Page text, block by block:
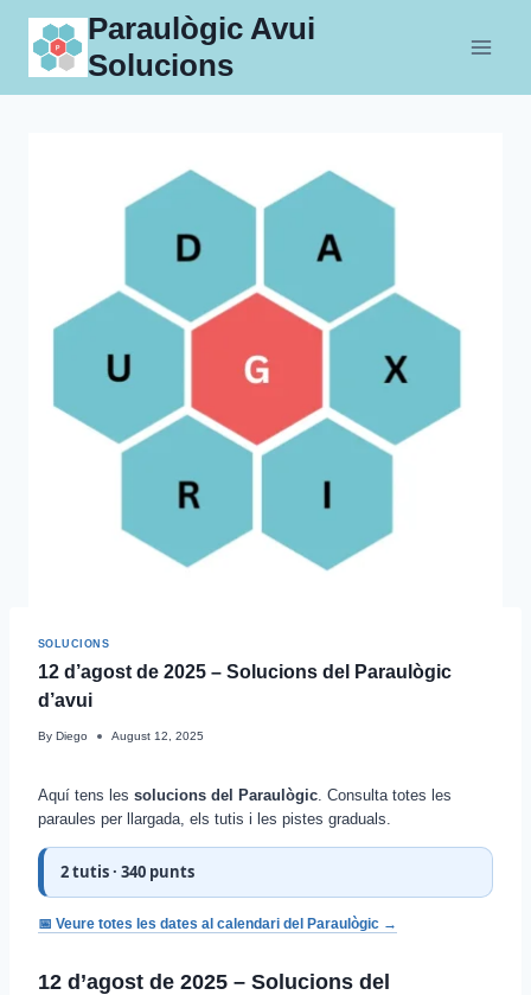
content
Paraulògic Avui
Solucions
SOLUCIONS
12 d’agost de 2025 – Solucions del Paraulògic
d’avui
By Diego August 12, 2025
Aquí tens les solucions del Paraulògic . Consulta totes les
paraules per llargada, els tutis i les pistes graduals.
2 tutis · 340 punts
📅 Veure totes les dates al calendari del Paraulògic →
12 d’agost de 2025 – Solucions del